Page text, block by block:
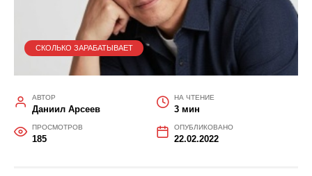
СКОЛЬКО ЗАРАБАТЫВАЕТ
АВТОР
Даниил Арсеев
НА ЧТЕНИЕ
3 мин
ПРОСМОТРОВ
185
ОПУБЛИКОВАНО
22.02.2022